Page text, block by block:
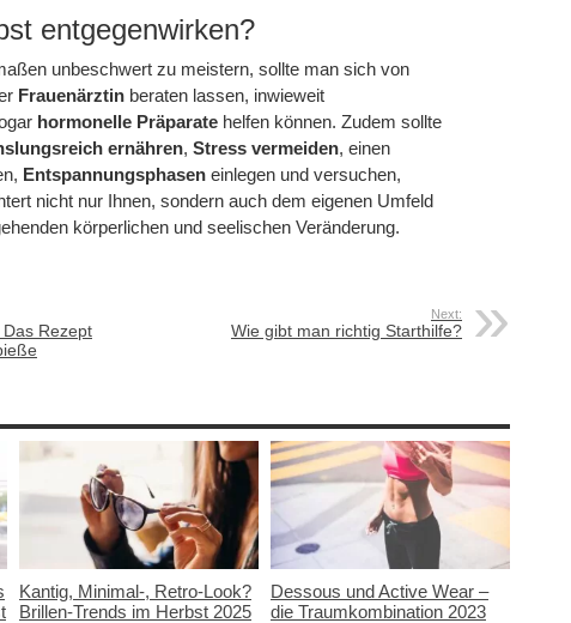
entgegenwirken?
unbeschwert zu meistern, sollte man sich von
Frauenärztin beraten lassen, inwieweit
hormonelle Präparate helfen können. Zudem sollte
ernähren, Stress vermeiden, einen
Entspannungsphasen einlegen und versuchen,
nicht nur Ihnen, sondern auch dem eigenen Umfeld
körperlichen und seelischen Veränderung.
Rezept
Next:
Wie gibt man richtig Starthilfe?
Kantig, Minimal-, Retro-Look?
Brillen-Trends im Herbst 2025
Dessous und Active Wear –
die Traumkombination 2023